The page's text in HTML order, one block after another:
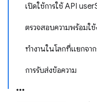
เปิดใช้การใช้ API
ตรวจสอบความพร้อมใ
ทำงานในโลกที่แยกจา
การรับส่งข้อความ